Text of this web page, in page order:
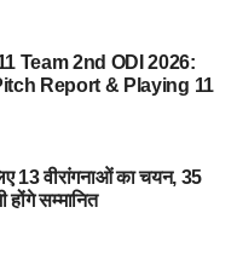
रक्षा मंत्रालय तो कभी
जीतता था।
क्या बरामद
बैज, कैप और वॉकी-टॉकी
Team 2nd ODI 2026:
Report & Playing 11
13 वीरांगनाओं का चयन, 35
होंगे सम्मानित